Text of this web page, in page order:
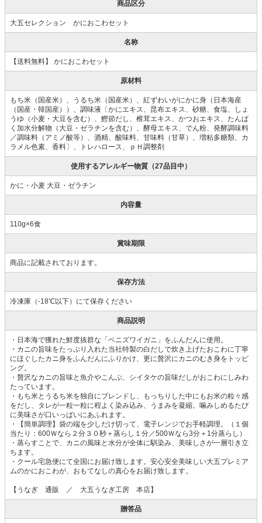
商品区分
大五セレクション かにおこわセット
名称
【送料無料】 かにおこわセット
原材料
もち米（国産米）、うるち米（国産米）、紅ずわいがにかに身（日本海産
（国産・韓国産））、調味液〔かにエキス、昆布エキス、砂糖、食塩、しょ
うゆ（小麦・大豆を含む）、鰹節だし、椎茸エキス、かつおエキス、たんぱ
く加水分解物（大豆・ゼラチンを含む）、酵母エキス、でん粉、発酵調味料
／調味料（アミノ酸等）、酒精、酸味料、甘味料（甘草）、増粘多糖類、カ
ラメル色素、香料〕、トレハロース、ｐＨ調整剤
使用するアレルギー物質（27品目中）
かに・小麦 大豆・ゼラチン
内容量
110g×6食
賞味期限
商品に記載されております。
保存方法
冷凍庫（-18℃以下）にて保存ください
商品説明
・日本海で獲れた鮮度抜群な「ベニズワイガニ」をふんだんに使用。
・カニの旨味をたっぷり入れた当社特製の白だしで炊き上げたおこわに丁寧
にほぐしたカニ身をふんだんにふりかけ、更に贅沢にカニのむき身をトッピ
ング。
・贅沢なカニの旨味と魚介やこんぶ、シイタケの旨味だしがおこわにしみわ
たっています。
・もち米とうるち米を独自にブレンドし、もっちりした中にもお米の粒々感
をだし、タレが一粒一粒に程よく染み込み、うまみを凝縮。噛みしめるたび
に美味さが口いっぱいにあふれます。
・【簡単調理】袋の端を少しだけ切って、電子レンジでお手軽調理。（１個
当たり：600Ｗなら２分３０秒＋蒸らし１分／500Ｗなら3分＋1分蒸らし）
・蒸らすことで、カニの風味と水分が全体に馴染み、美味しさが一層引き立
ちます。
・クール宅急便にて全国にお届け致します。安心安全美味しい大五プレミア
ムのかにおこわが、おもてなしの真心をお届け致します。
【うなぎ 通販 ／ 大五うなぎ工房 本店】
贈答品